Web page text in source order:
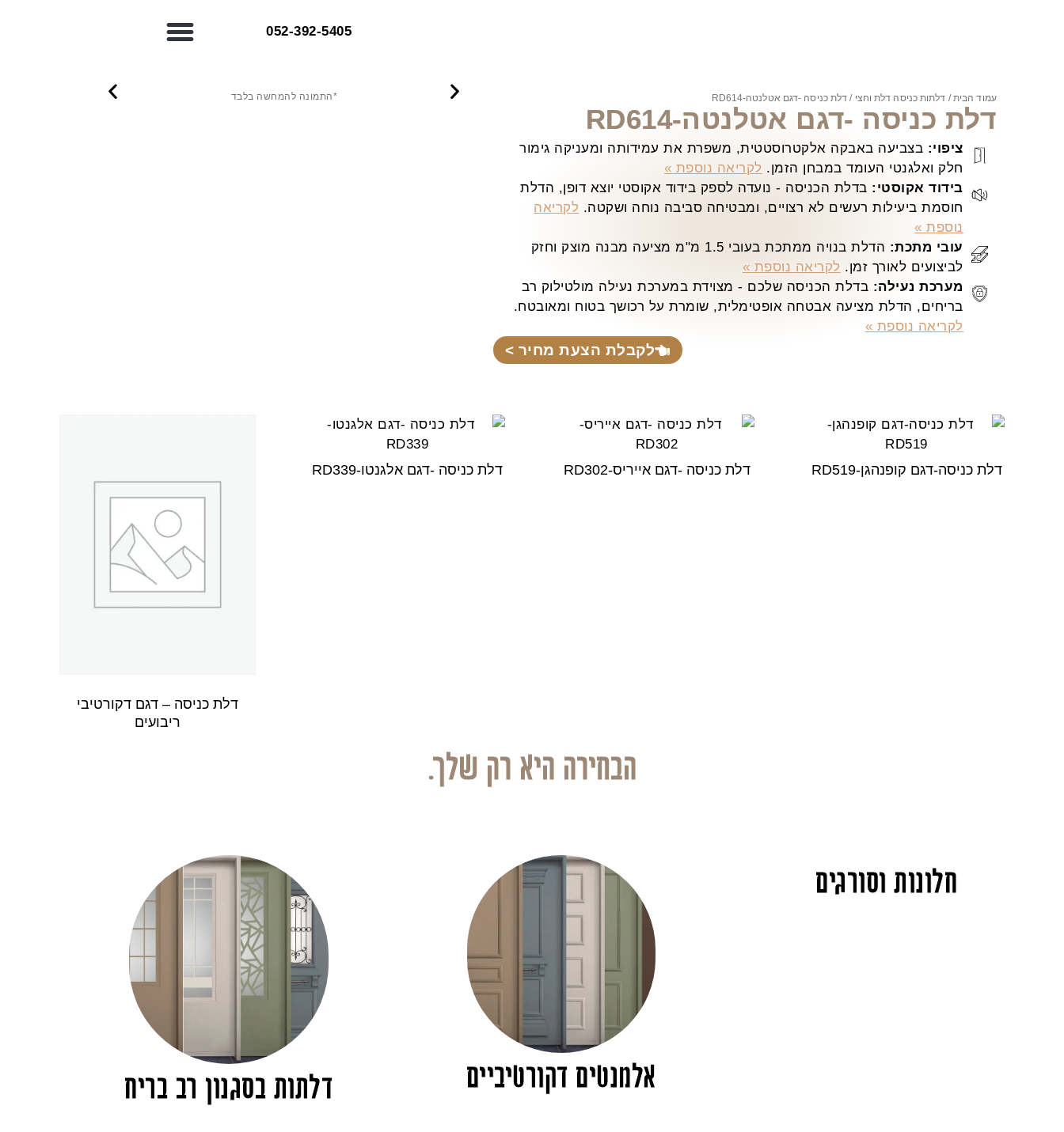
052-392-5405⁩
עמוד הבית/ דלתות כניסה דלת וחצי / דלת כניסה -דגם אטלנטה-RD614
דלת כניסה -דגם אטלנטה-RD614
ציפוי: בצביעה באבקה אלקטרוסטטית, משפרת את עמידותה ומעניקה גימור
חלק ואלגנטי העומד במבחן הזמן. לקריאה נוספת »
בידוד אקוסטי: בדלת הכניסה - נועדה לספק בידוד אקוסטי יוצא דופן, הדלת
חוסמת ביעילות רעשים לא רצויים, ומבטיחה סביבה נוחה ושקטה. לקריאה
נוספת »
עובי מתכת:
הדלת בנויה ממתכת בעובי 1.5 מ"מ מציעה מבנה מוצק וחזק
לביצועים לאורך זמן. לקריאה נוספת »
מערכת נעילה: בדלת הכניסה שלכם - מצוידת במערכת נעילה מולטילוק רב
בריחים, הדלת מציעה אבטחה אופטימלית, שומרת על רכושך בטוח ומאובטח.
לקריאה נוספת »
לקבלת הצעת מחיר >
*התמונה להמחשה בלבד
דלת כניסה-דגם קופנהגן-RD519 דלת כניסה -דגם אייריס-RD302 דלת כניסה -דגם אלגנטו-RD339
דלת כניסה – דגם דקורטיבי
ריבועים
הבחירה היא רק שלך.
חלונות וסורגים
אלמנטים דקורטיביים דלתות בסגנון רב בריח